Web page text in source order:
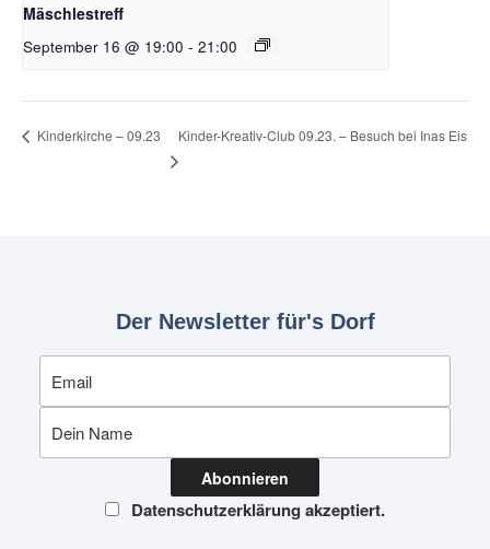
Mäschlestreff
September 16 @ 19:00 - 21:00
Kinderkirche – 09.23 Kinder-Kreativ-Club 09.23. – Besuch bei Inas Eis
Der Newsletter für's Dorf
Datenschutzerklärung akzeptiert.